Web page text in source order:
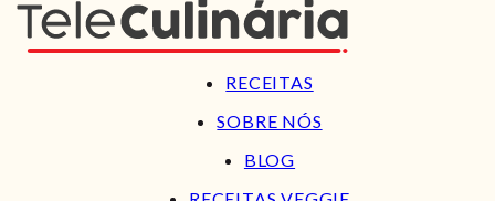
RECEITAS
SOBRE NÓS
BLOG